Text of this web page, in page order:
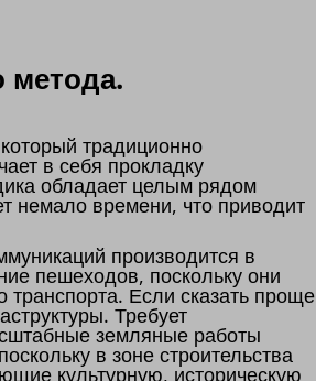
метода.
традиционно
в себя прокладку
обладает целым рядом
немало времени, что приводит
производится в
пешеходов, поскольку они
транспорта. Если сказать проще
Требует
земляные работы
в зоне строительства
культурную, историческую